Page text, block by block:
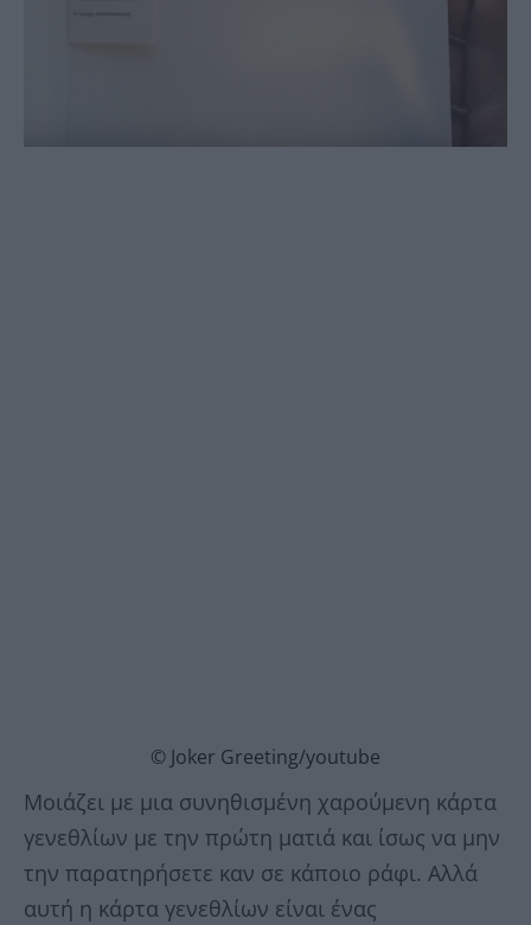
© Joker Greeting/youtube
Μοιάζει με μια συνηθισμένη χαρούμενη κάρτα
γενεθλίων με την πρώτη ματιά και ίσως να μην
την παρατηρήσετε καν σε κάποιο ράφι. Αλλά
αυτή η κάρτα γενεθλίων είναι ένας